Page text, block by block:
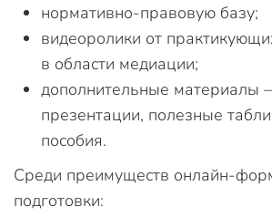
нормативно-правовую базу;
видеоролики от
в области медиации;
дополнительные материалы
презентации, полезные
пособия.
Среди преимуществ онлайн-
подготовки: